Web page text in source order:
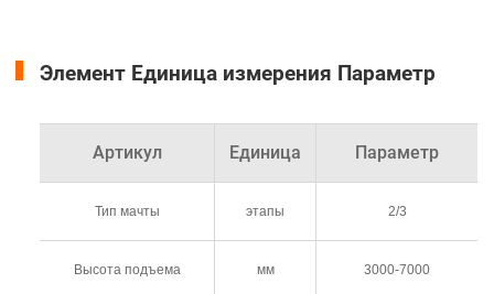
Элемент Единица измерения Параметр
Артикул Единица Параметр
Тип мачты этапы 2/3
Высота подъема мм 3000-7000